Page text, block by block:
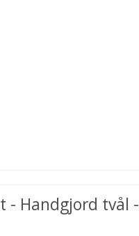
- Handgjord tvål -